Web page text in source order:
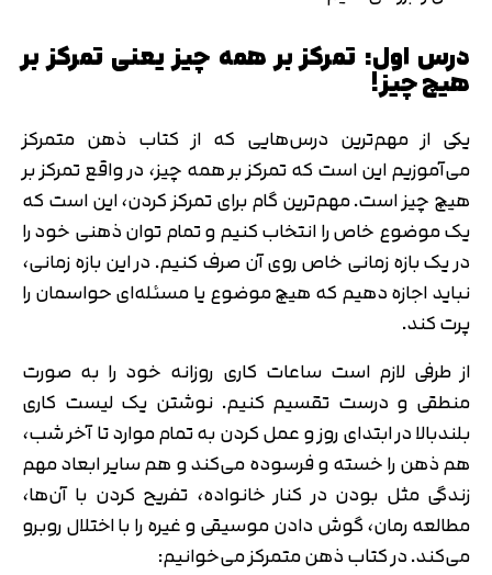
درس اول: تمرکز بر همه چیز یعنی تمرکز بر
هیچ چیز!
یکی از مهم‌ترین درس‌هایی که از کتاب ذهن متمرکز
می‌آموزیم این است که تمرکز بر همه چیز، در واقع تمرکز بر
هیچ چیز است. مهم‌ترین گام برای تمرکز کردن، این است که
یک موضوع خاص را انتخاب کنیم و تمام توان ذهنی خود را
در یک بازه زمانی خاص روی آن صرف کنیم. در این بازه زمانی،
نباید اجازه دهیم که هیچ موضوع یا مسئله‌ای حواسمان را
پرت کند.
از طرفی لازم است ساعات کاری روزانه خود را به صورت
منطقی و درست تقسیم کنیم. نوشتن یک لیست کاری
بلندبالا در ابتدای روز و عمل کردن به تمام موارد تا آخر شب،
هم ذهن را خسته و فرسوده می‌کند و هم سایر ابعاد مهم
زندگی مثل بودن در کنار خانواده، تفریح کردن با آن‌ها،
مطالعه رمان، گوش دادن موسیقی و غیره را با اختلال روبرو
می‌کند. در کتاب ذهن متمرکز می‌خوانیم: